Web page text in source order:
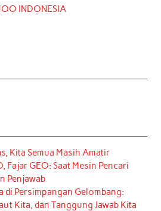
INDONESIA
Kita Semua Masih Amatir
Fajar GEO: Saat Mesin Pencari
Penjawab
di Persimpangan Gelombang:
Kita, dan Tanggung Jawab Kita